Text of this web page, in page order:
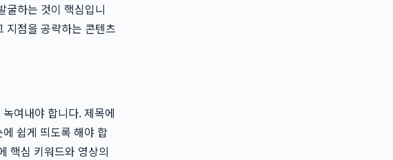
굴하는 것이 핵심입니
지점을 공략하는 콘텐츠
여내야 합니다. 제목에
쉽게 띄도록 해야 합
핵심 키워드와 영상의